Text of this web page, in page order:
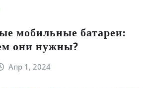
мобильные батареи:
они нужны?
Апр 1, 2024